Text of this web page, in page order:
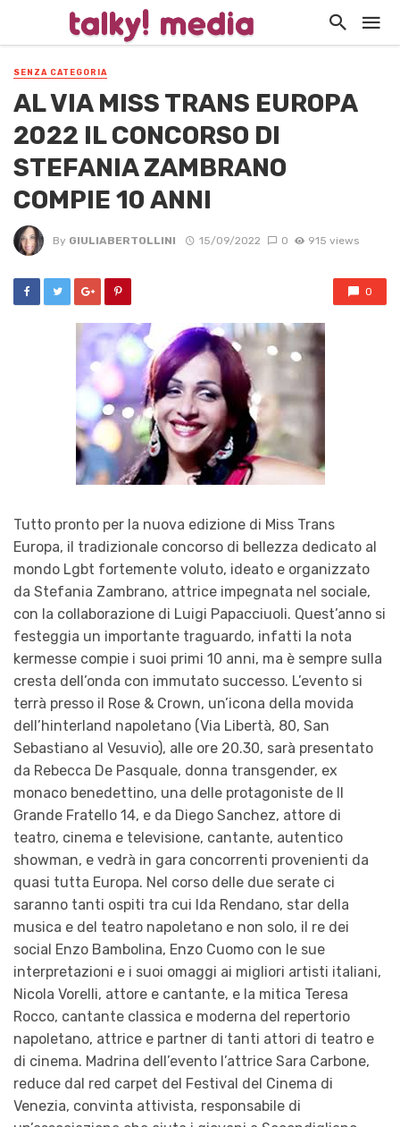
SENZA CATEGORIA
AL VIA MISS TRANS EUROPA
2022 IL CONCORSO DI
STEFANIA ZAMBRANO
COMPIE 10 ANNI
By GIULIABERTOLLINI 15/09/2022 0 915 views
0
Tutto pronto per la nuova edizione di Miss Trans
Europa, il tradizionale concorso di bellezza dedicato al
mondo Lgbt fortemente voluto, ideato e organizzato
da Stefania Zambrano, attrice impegnata nel sociale,
con la collaborazione di Luigi Papacciuoli. Quest’anno si
festeggia un importante traguardo, infatti la nota
kermesse compie i suoi primi 10 anni, ma è sempre sulla
cresta dell’onda con immutato successo. L’evento si
terrà presso il Rose & Crown, un’icona della movida
dell’hinterland napoletano (Via Libertà, 80, San
Sebastiano al Vesuvio), alle ore 20.30, sarà presentato
da Rebecca De Pasquale, donna transgender, ex
monaco benedettino, una delle protagoniste de Il
Grande Fratello 14, e da Diego Sanchez, attore di
teatro, cinema e televisione, cantante, autentico
showman, e vedrà in gara concorrenti provenienti da
quasi tutta Europa. Nel corso delle due serate ci
saranno tanti ospiti tra cui Ida Rendano, star della
musica e del teatro napoletano e non solo, il re dei
social Enzo Bambolina, Enzo Cuomo con le sue
interpretazioni e i suoi omaggi ai migliori artisti italiani,
Nicola Vorelli, attore e cantante, e la mitica Teresa
Rocco, cantante classica e moderna del repertorio
napoletano, attrice e partner di tanti attori di teatro e
di cinema. Madrina dell’evento l’attrice Sara Carbone,
reduce dal red carpet del Festival del Cinema di
Venezia, convinta attivista, responsabile di